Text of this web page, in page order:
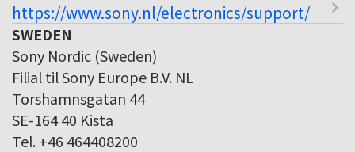
https://www.sony.nl/electronics/support/
SWEDEN
Sony Nordic (Sweden)
Filial til Sony Europe B.V. NL
Torshamnsgatan 44
SE-164 40 Kista
Tel. +46 464408200